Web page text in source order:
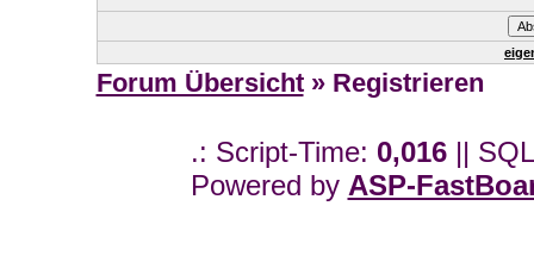
Forum Übersicht» Registrieren
.: Script-Time: 0,016||
Powered by ASP-